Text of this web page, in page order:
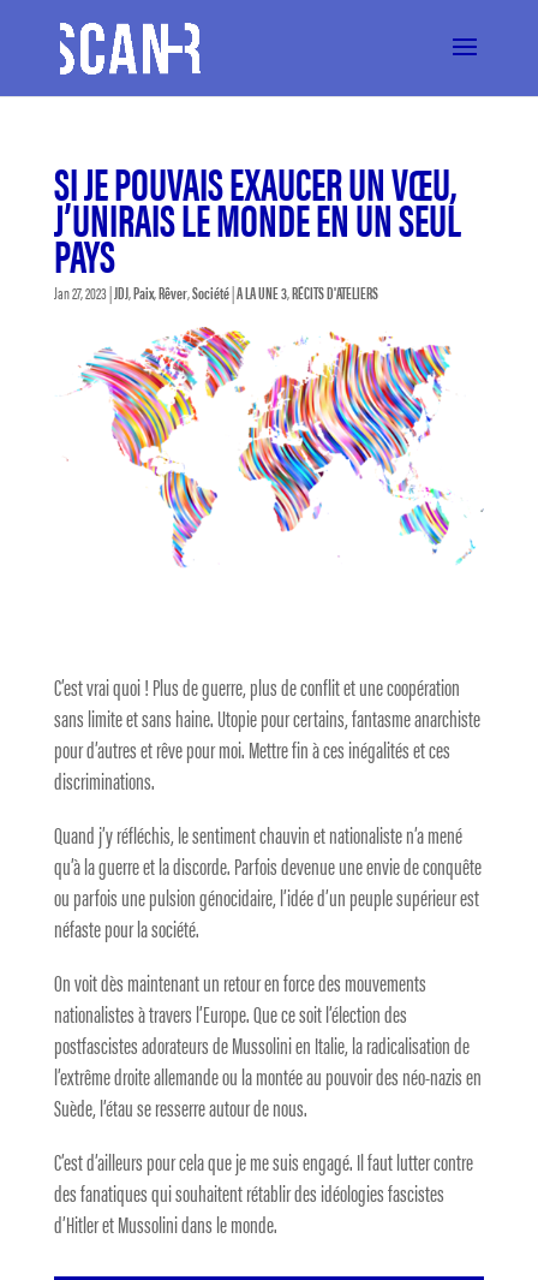
SI JE POUVAIS EXAUCER UN VŒU,
J’UNIRAIS LE MONDE EN UN SEUL
PAYS
Jan 27, 2023|JDJ,Paix,Rêver,Société|A LA UNE 3,RÉCITS D'ATELIERS
C’est vrai quoi ! Plus de guerre, plus de conflit et une coopération
sans limite et sans haine. Utopie pour certains, fantasme anarchiste
pour d’autres et rêve pour moi. Mettre fin à ces inégalités et ces
discriminations.
Quand j’y réfléchis, le sentiment chauvin et nationaliste n’a mené
qu’à la guerre et la discorde. Parfois devenue une envie de conquête
ou parfois une pulsion génocidaire, l’idée d’un peuple supérieur est
néfaste pour la société.
On voit dès maintenant un retour en force des mouvements
nationalistes à travers l’Europe. Que ce soit l’élection des
postfascistes adorateurs de Mussolini en Italie, la radicalisation de
l’extrême droite allemande ou la montée au pouvoir des néo-nazis en
Suède, l’étau se resserre autour de nous.
C’est d’ailleurs pour cela que je me suis engagé. Il faut lutter contre
des fanatiques qui souhaitent rétablir des idéologies fascistes
d’Hitler et Mussolini dans le monde.